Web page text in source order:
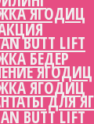
ЯГОДИЦ
BUTT LIFT
ЯГОДИЦ
ДЛЯ
БЕДЕР
ЯГОДИЦ
BUTT LIFT